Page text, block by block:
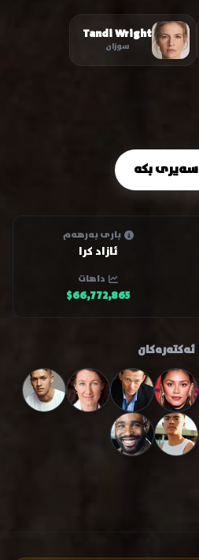
Tandi Wright
سوزان
سەیری بکە
باری بەرهەم
ئازاد کرا
داهات
$66,772,865
ئەکتەرەکان